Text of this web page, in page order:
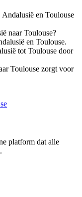
en Toulouse
naar Toulouse?
en Toulouse.
tot Toulouse door
Toulouse zorgt voor
platform dat alle